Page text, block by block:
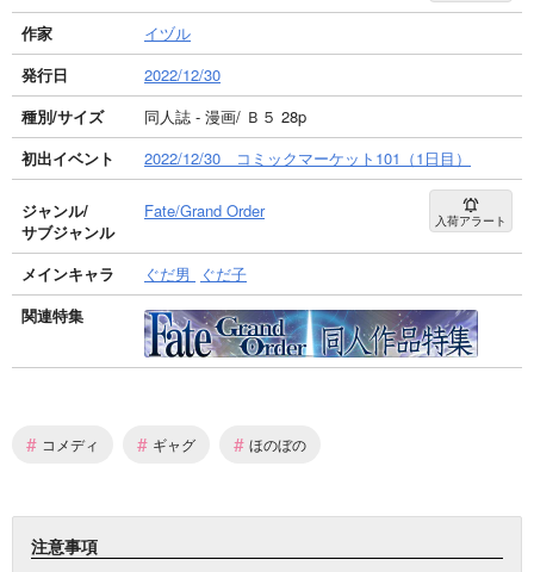
作家
イヅル
発行日
2022/12/30
種別/サイズ
同人誌 - 漫画/ Ｂ５ 28p
初出イベント
2022/12/30 コミックマーケット101（1日目）
ジャンル/
サブジャンル
Fate/Grand Order 入荷アラート
メインキャラ ぐだ男
ぐだ子
関連特集
# コメディ # ギャグ # ほのぼの
注意事項